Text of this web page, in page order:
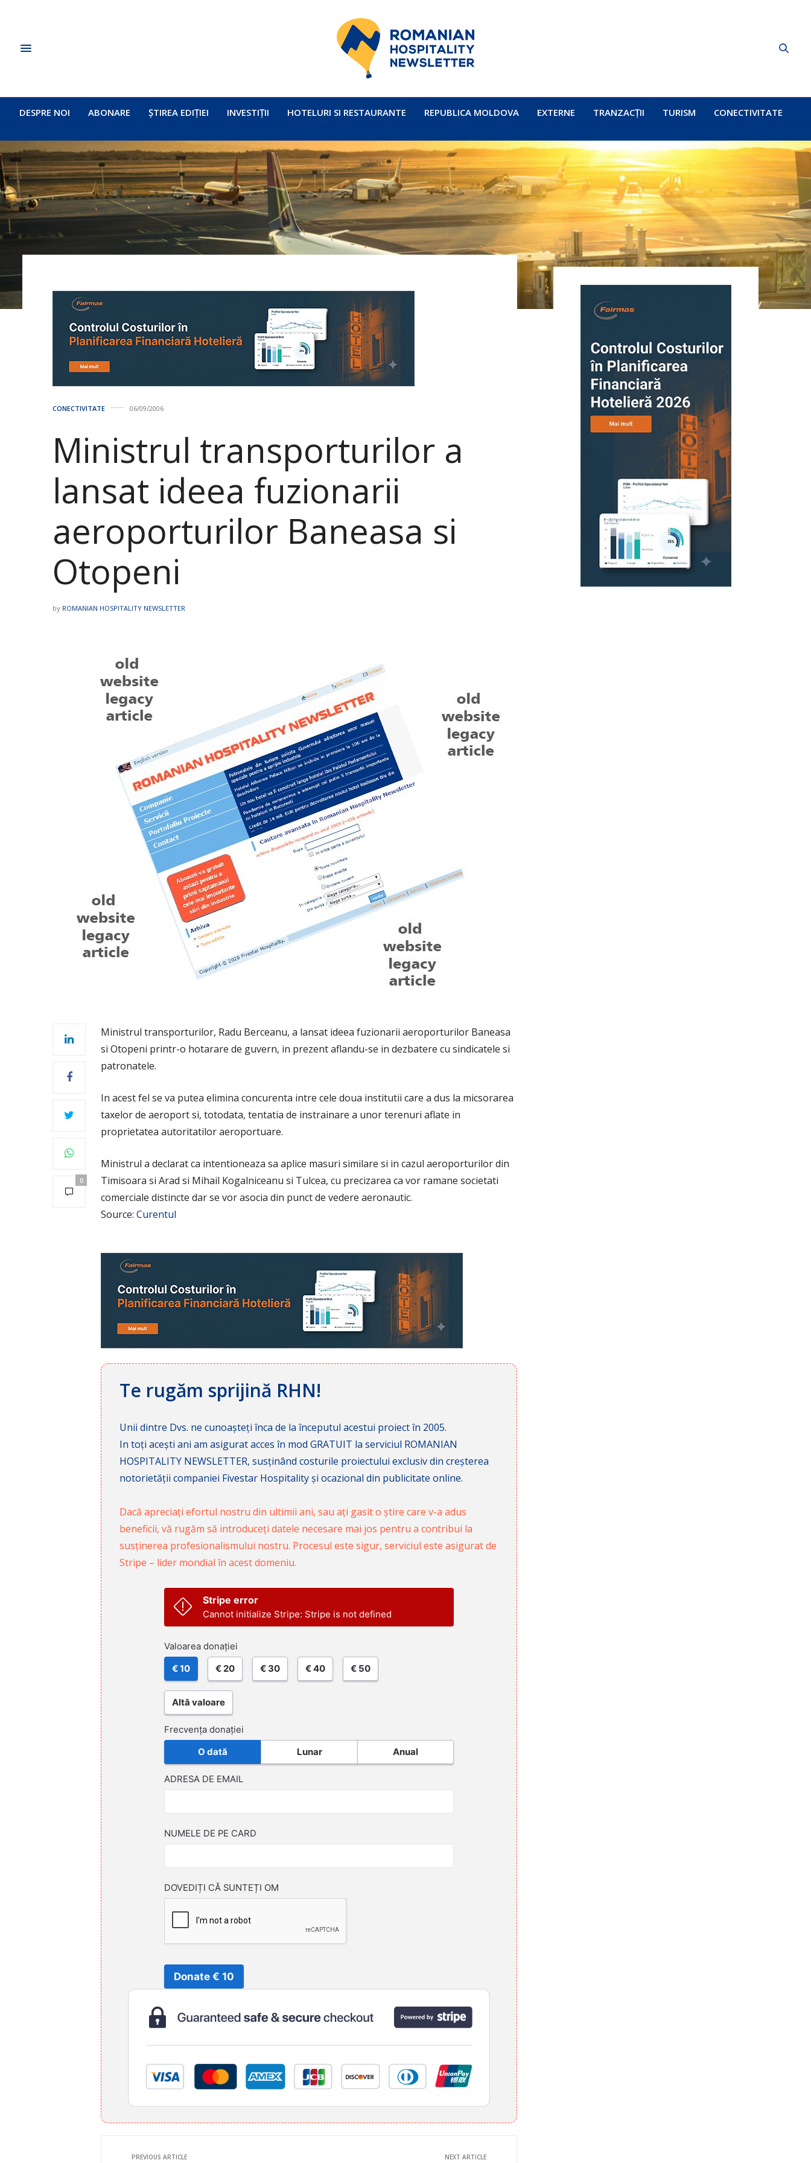
DESPRE NOI ABONARE ȘTIREA EDIȚIEI INVESTIȚII HOTELURI SI RESTAURANTE REPUBLICA MOLDOVA EXTERNE TRANZACȚII TURISM CONECTIVITATE
CONECTIVITATE 06/09/2006
Ministrul transporturilor a
lansat ideea fuzionarii
aeroporturilor Baneasa si
Otopeni
by ROMANIAN HOSPITALITY NEWSLETTER
0
Ministrul transporturilor, Radu Berceanu, a lansat ideea fuzionarii aeroporturilor Baneasa
si Otopeni printr-o hotarare de guvern, in prezent aflandu-se in dezbatere cu sindicatele si
patronatele.
In acest fel se va putea elimina concurenta intre cele doua institutii care a dus la micsorarea
taxelor de aeroport si, totodata, tentatia de instrainare a unor terenuri aflate in
proprietatea autoritatilor aeroportuare.
Ministrul a declarat ca intentioneaza sa aplice masuri similare si in cazul aeroporturilor din
Timisoara si Arad si Mihail Kogalniceanu si Tulcea, cu precizarea ca vor ramane societati
comerciale distincte dar se vor asocia din punct de vedere aeronautic.
Source: Curentul
Te rugăm sprijină RHN!
Unii dintre Dvs. ne cunoașteți înca de la începutul acestui proiect în 2005.
In toți acești ani am asigurat acces în mod GRATUIT la serviciul ROMANIAN
HOSPITALITY NEWSLETTER, susținând costurile proiectului exclusiv din creșterea
notorietății companiei Fivestar Hospitality și ocazional din publicitate online.
Dacă apreciați efortul nostru din ultimii ani, sau ați gasit o știre care v-a adus
beneficii, vă rugăm să introduceți datele necesare mai jos pentru a contribui la
susținerea profesionalismului nostru. Procesul este sigur, serviciul este asigurat de
Stripe – lider mondial în acest domeniu.
Stripe error
Cannot initialize Stripe: Stripe is not defined
Valoarea donației
€ 10 € 20 € 30 € 40 € 50
Altă valoare
Frecvența donației
O dată Lunar Anual
ADRESA DE EMAIL
NUMELE DE PE CARD
DOVEDIȚI CĂ SUNTEȚI OM
Donate € 10
PREVIOUS ARTICLE NEXT ARTICLE